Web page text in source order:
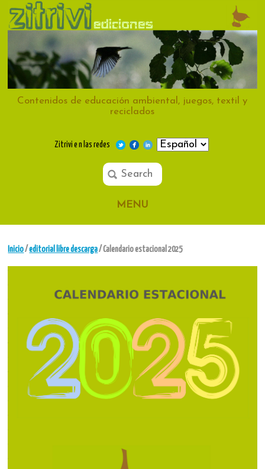
Contenidos de educación ambiental, juegos, textil y
reciclados
Zitrivi e n las redes
MENU
Inicio/editorial libre descarga/ Calendario estacional 2025